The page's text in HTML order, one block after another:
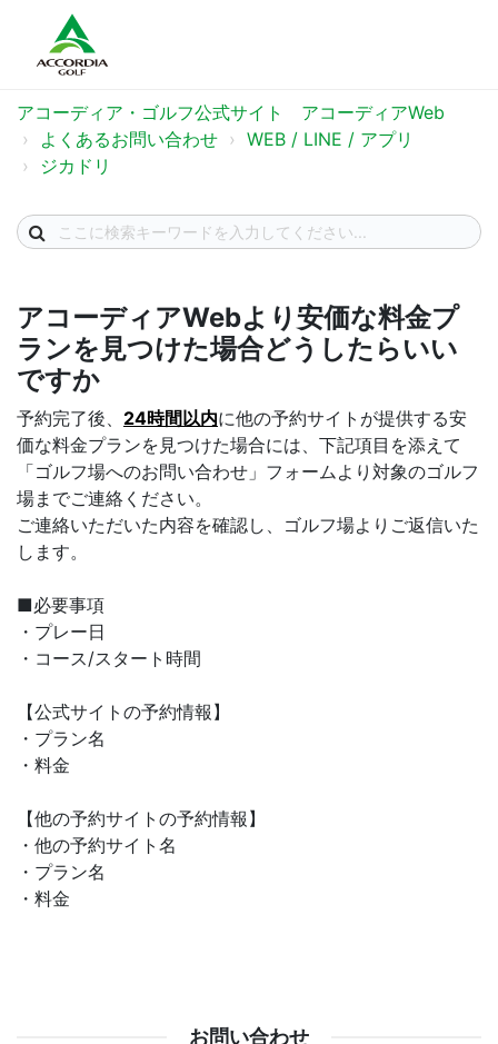
アコーディア・ゴルフ公式サイト アコーディアWeb
よくあるお問い合わせ
WEB / LINE / アプリ
ジカドリ
アコーディアWebより安価な料金プ
ランを見つけた場合どうしたらいい
ですか
予約完了後、 24時間以内に他の予約サイトが提供する安
価な料金プランを見つけた場合には、 下記項目を添えて
「ゴルフ場へのお問い合わせ」フォームより対象のゴルフ
場までご連絡ください。
ご連絡いただいた内容を確認し、ゴルフ場よりご返信いた
します。
■必要事項
・プレー日
・コース/スタート時間
【公式サイトの予約情報】
・プラン名
・料金
【他の予約サイトの予約情報】
・他の予約サイト名
・プラン名
・料金
お問い合わせ